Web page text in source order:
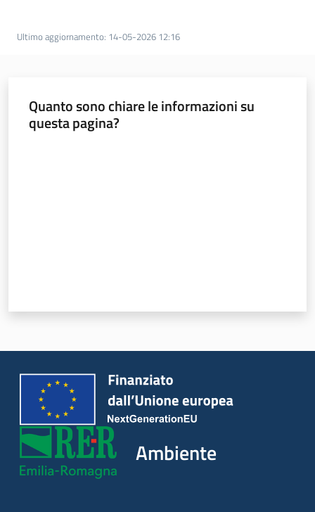
Argomenti
Ultimo aggiornamento: 14-05-2026 12:16
Quanto sono chiare le informazioni su
questa pagina?
Ambiente